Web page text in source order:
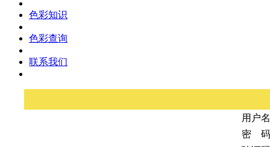
色彩知识
色彩查询
联系我们
用户
密